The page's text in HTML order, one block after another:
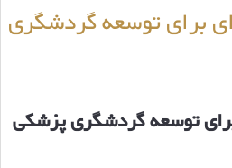
برای توسعه گردشگری
توسعه گردشگری پزشکی